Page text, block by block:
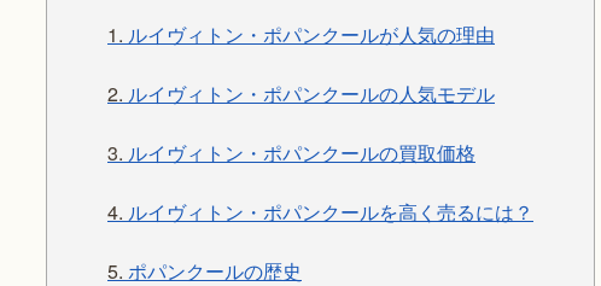
1. ルイヴィトン・ポパンクールが人気の理由
2. ルイヴィトン・ポパンクールの人気モデル
3. ルイヴィトン・ポパンクールの買取価格
4. ルイヴィトン・ポパンクールを高く売るには？
5. ポパンクールの歴史